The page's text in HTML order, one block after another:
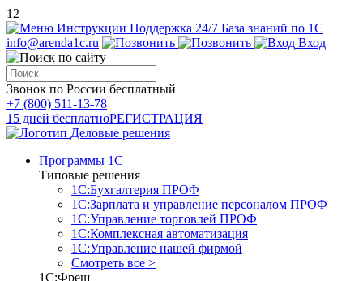
12
Инструкции Поддержка 24/7 База знаний по 1С
info@arenda1c.ru
Вход
Звонок по России бесплатный
+7 (800) 511-13-78
15 дней бесплатноРЕГИСТРАЦИЯ
Программы 1С
Типовые решения
1С:Бухгалтерия ПРОФ
1С:Зарплата и управление персоналом ПРОФ
1С:Управление торговлей ПРОФ
1С:Комплексная автоматизация
1С:Управление нашей фирмой
Смотреть все >
1С:Фреш